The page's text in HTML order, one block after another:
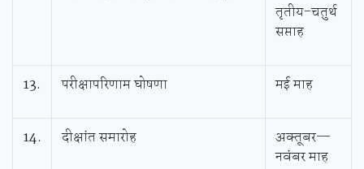
तृतीय-चतुर्थ
सप्ताह
13. परीक्षापरिणाम घोषणा मई माह
14. दीक्षांत समारोह
अक्‍तूबर—
नवंबर माह